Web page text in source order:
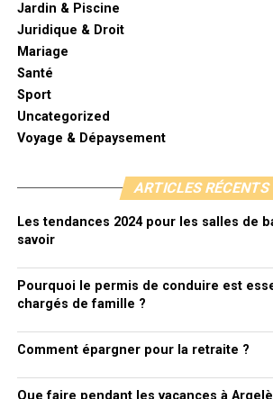
Jardin & Piscine
Juridique & Droit
Mariage
Santé
Sport
Uncategorized
Voyage & Dépaysement
ARTICLES RÉCENTS
Les tendances 2024 pour les salles de
savoir
Pourquoi le permis de conduire est
chargés de famille ?
Comment épargner pour la retraite ?